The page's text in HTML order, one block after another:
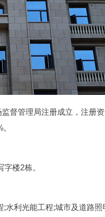
督管理局注册成立，注册
楼2栋。
利光能工程;城市及道路